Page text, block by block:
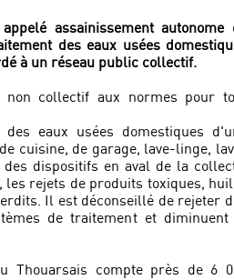
assainissement autonome
des eaux usées
à un réseau public collectif.
non collectif aux normes pour
eaux usées domestiques
cuisine, de garage, lave-linge,
dispositifs en aval de la
les rejets de produits toxiques,
Il est déconseillé de rejeter
de traitement et diminuent
Thouarsais compte près de 6